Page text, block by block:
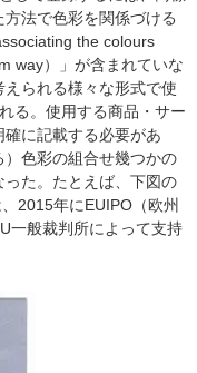
法で色彩を関係づける
the colours
way）」が含まれていな
られる様々な形式で使
る。使用する商品・サー
に記載する必要があ
色彩の組合せ幾つかの
た。たとえば、下図の
2015年にEUIPO（欧州
一般裁判所によって支持